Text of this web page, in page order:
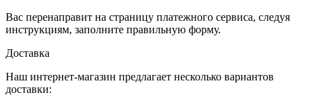
Вас перенаправит на страницу платежного сервиса, следуя
инструкциям, заполните правильную форму.
Доставка
Наш интернет-магазин предлагает несколько вариантов
доставки: